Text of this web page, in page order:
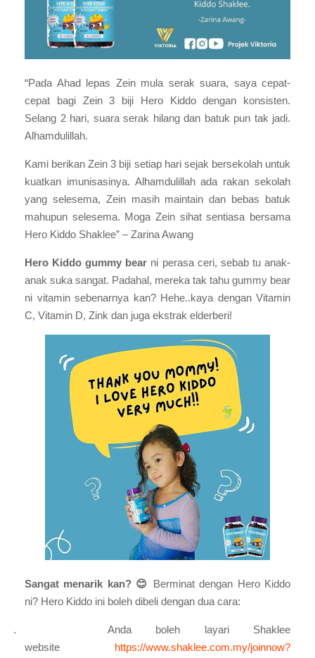
“Pada Ahad lepas Zein mula serak suara, saya cepat-
cepat bagi Zein 3 biji Hero Kiddo dengan konsisten.
Selang 2 hari, suara serak hilang dan batuk pun tak jadi.
Alhamdulillah.
Kami berikan Zein 3 biji setiap hari sejak bersekolah untuk
kuatkan imunisasinya. Alhamdulillah ada rakan sekolah
yang selesema, Zein masih maintain dan bebas batuk
mahupun selesema. Moga Zein sihat sentiasa bersama
Hero Kiddo Shaklee” – Zarina Awang
Hero Kiddo gummy bear ni perasa ceri, sebab tu anak-
anak suka sangat. Padahal, mereka tak tahu gummy bear
ni vitamin sebenarnya kan? Hehe..kaya dengan Vitamin
C, Vitamin D, Zink dan juga ekstrak elderberi!
Sangat menarik kan? 😊 Berminat dengan Hero Kiddo
ni? Hero Kiddo ini boleh dibeli dengan dua cara:
1.
Anda boleh layari Shaklee
website https://www.shaklee.com.my/joinnow?